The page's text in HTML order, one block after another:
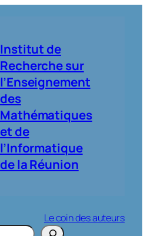
Institut de
Recherche sur
l’Enseignement
des
Mathématiques
et de
l’Informatique
de la Réunion
Le coin des auteurs